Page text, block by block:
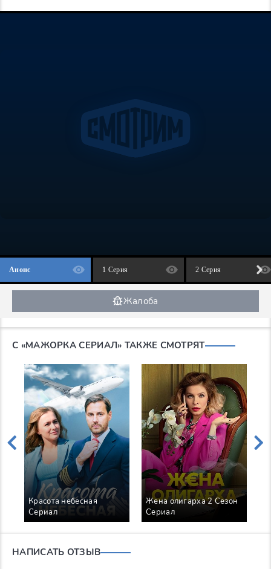
Анонс 1 Серия 2 Серия
Жалоба
С «МАЖОРКА СЕРИАЛ» ТАКЖЕ СМОТРЯТ
Красота небесная
Сериал
Жена олигарха 2 Сезон
Сериал
НАПИСАТЬ ОТЗЫВ